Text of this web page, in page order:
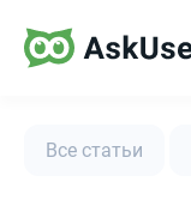
Все статьи